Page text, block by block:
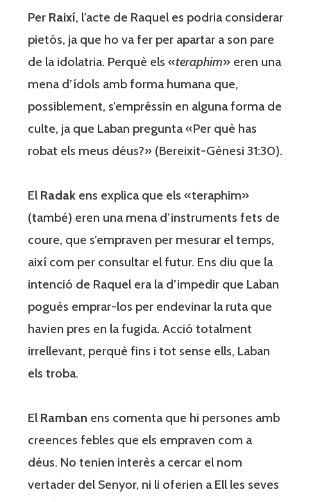
Per Raixí, l’acte de Raquel es podria considerar
pietós, ja que ho va fer per apartar a son pare
de la idolatria. Perquè els «teraphim» eren una
mena d’ídols amb forma humana que,
possiblement, s’empréssin en alguna forma de
culte, ja que Laban pregunta «Per què has
robat els meus déus?» (Bereixit-Gènesi 31:30).
El Radak ens explica que els «teraphim»
(també) eren una mena d’instruments fets de
coure, que s’empraven per mesurar el temps,
així com per consultar el futur. Ens diu que la
intenció de Raquel era la d’impedir que Laban
pogués emprar-los per endevinar la ruta que
havien pres en la fugida. Acció totalment
irrellevant, perquè fins i tot sense ells, Laban
els troba.
El Ramban ens comenta que hi persones amb
creences febles que els empraven com a
déus. No tenien interès a cercar el nom
vertader del Senyor, ni li oferien a Ell les seves